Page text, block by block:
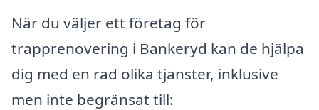
När du väljer ett företag för
trapprenovering i Bankeryd kan de hjälpa
dig med en rad olika tjänster, inklusive
men inte begränsat till: